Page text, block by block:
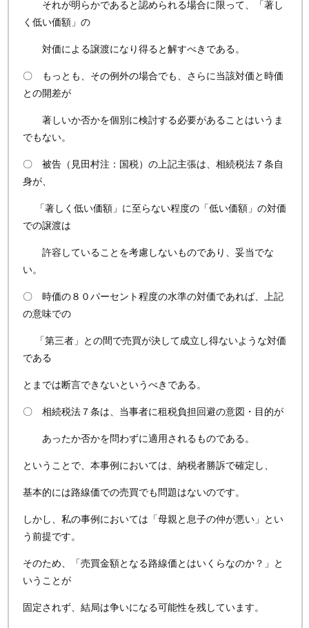
それが明らかであると認められる場合に限って、「著し
く低い価額」の
対価による譲渡になり得ると解すべきである。
〇 もっとも、その例外の場合でも、さらに当該対価と時価
との開差が
著しいか否かを個別に検討する必要があることはいうま
でもない。
〇 被告（見田村注：国税）の上記主張は、相続税法７条自
身が、
「著しく低い価額」に至らない程度の「低い価額」の対価
での譲渡は
許容していることを考慮しないものであり、妥当でな
い。
〇 時価の８０パーセント程度の水準の対価であれば、上記
の意味での
「第三者」との間で売買が決して成立し得ないような対価
である
とまでは断言できないというべきである。
〇 相続税法７条は、当事者に租税負担回避の意図・目的が
あったか否かを問わずに適用されるものである。
ということで、本事例においては、納税者勝訴で確定し、
基本的には路線価での売買でも問題はないのです。
しかし、私の事例においては「母親と息子の仲が悪い」とい
う前提です。
そのため、「売買金額となる路線価とはいくらなのか？」と
いうことが
固定されず、結局は争いになる可能性を残しています。